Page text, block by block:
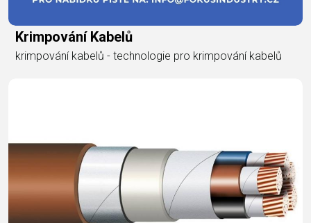
Krimpování Kabelů
krimpování kabelů - technologie pro krimpování kabelů